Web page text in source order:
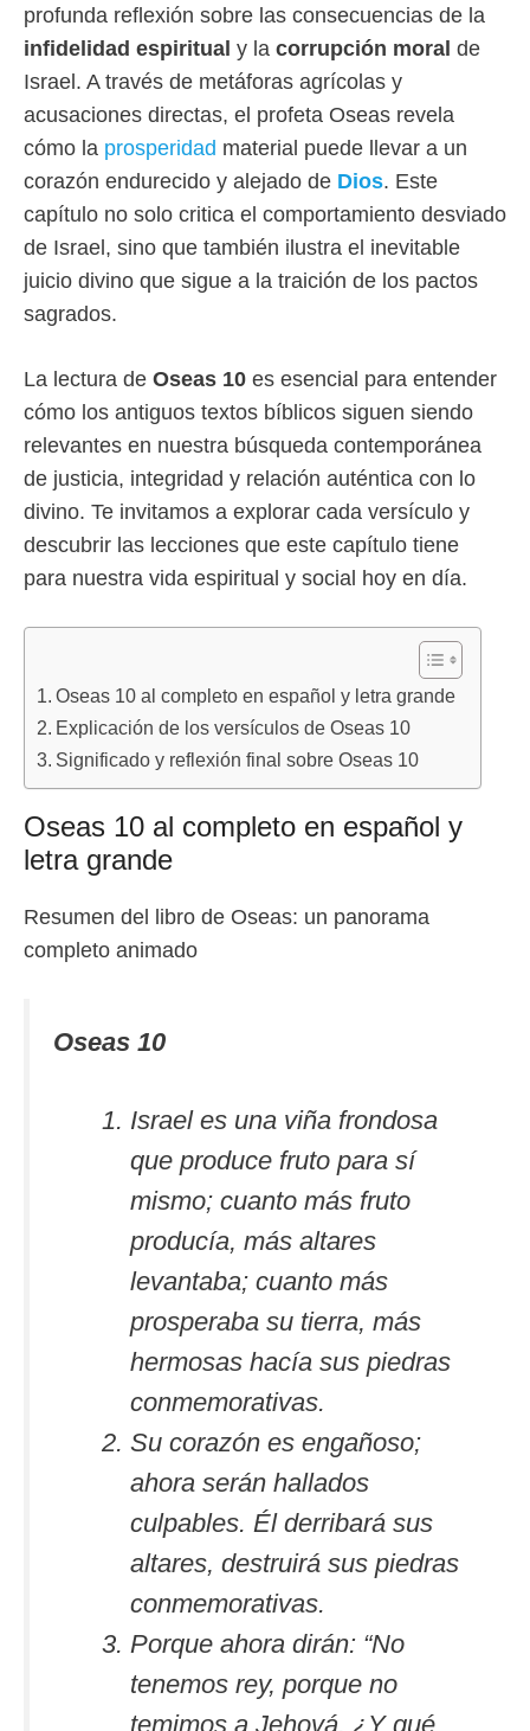
profunda reflexión sobre las consecuencias de la
infidelidad espiritual y la corrupción moral de
Israel. A través de metáforas agrícolas y
acusaciones directas, el profeta Oseas revela
cómo la prosperidad material puede llevar a un
corazón endurecido y alejado de Dios. Este
capítulo no solo critica el comportamiento desviado
de Israel, sino que también ilustra el inevitable
juicio divino que sigue a la traición de los pactos
sagrados.
La lectura de Oseas 10 es esencial para entender
cómo los antiguos textos bíblicos siguen siendo
relevantes en nuestra búsqueda contemporánea
de justicia, integridad y relación auténtica con lo
divino. Te invitamos a explorar cada versículo y
descubrir las lecciones que este capítulo tiene
para nuestra vida espiritual y social hoy en día.
Oseas 10 al completo en español y letra grande
Explicación de los versículos de Oseas 10
Significado y reflexión final sobre Oseas 10
Oseas 10 al completo en español y
letra grande
Resumen del libro de Oseas: un panorama
completo animado
Oseas 10
Israel es una viña frondosa
que produce fruto para sí
mismo; cuanto más fruto
producía, más altares
levantaba; cuanto más
prosperaba su tierra, más
hermosas hacía sus piedras
conmemorativas.
Su corazón es engañoso;
ahora serán hallados
culpables. Él derribará sus
altares, destruirá sus piedras
conmemorativas.
Porque ahora dirán: “No
tenemos rey, porque no
temimos a Jehová. ¿Y qué